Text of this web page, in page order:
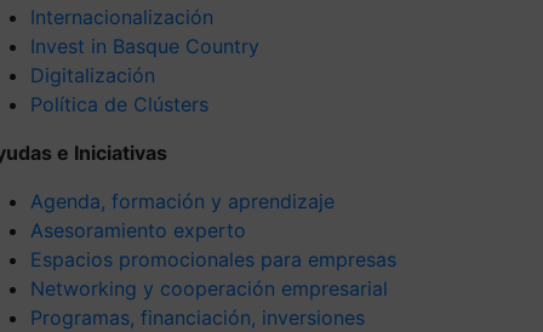
Internacionalización
Invest in Basque Country
Digitalización
Política de Clústers
e Iniciativas
Agenda, formación y aprendizaje
Asesoramiento experto
Espacios promocionales para empresas
Networking y cooperación empresarial
Programas, financiación, inversiones